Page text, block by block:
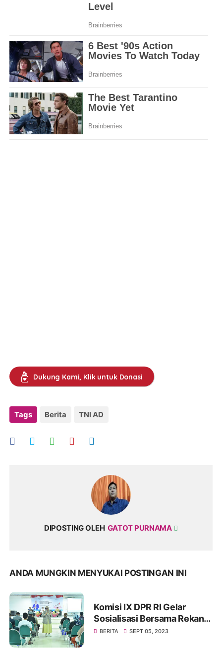
Dukung Kami, Klik untuk Donasi
Tags Berita TNI AD
DIPOSTING OLEH GATOT PURNAMA
ANDA MUNGKIN MENYUKAI POSTINGAN INI
Komisi IX DPR RI Gelar
Sosialisasi Bersama Rekan
Mitra Kerjanya BKKBN di
BERITA SEPT 05, 2023